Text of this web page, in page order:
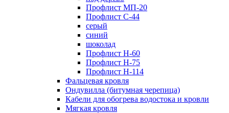
Профлист МП-20
Профлист С-44
серый
синий
шоколад
Профлист Н-60
Профлист Н-75
Профлист H-114
Фальцевая кровля
Ондувилла (битумная черепица)
Кабели для обогрева водостока и кровли
Мягкая кровля